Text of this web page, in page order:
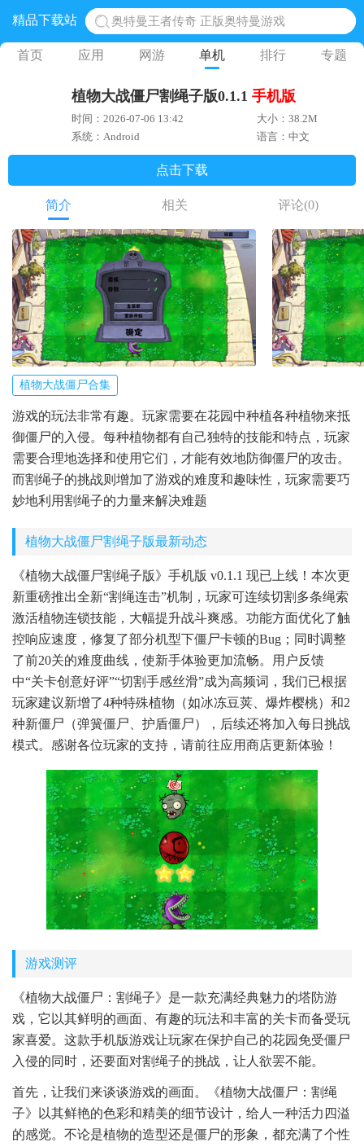
精品下载站
奥特曼王者传奇 正版奥特曼游戏
地铁跑酷体验服国际服 地铁跑酷体验服版本
网易光遇手游正版 点亮星空共庆周年
黎明觉醒生机腾讯正版 黎明觉醒生机国际服
蛋仔派对下载 蛋仔派对体验服
首页 应用 网游 单机 排行 专题
植物大战僵尸割绳子版0.1.1 手机版
时间：2026-07-06 13:42
大小：38.2M
系统：Android
语言：中文
点击下载
简介 相关 评论(0)
植物大战僵尸合集
游戏的玩法非常有趣。玩家需要在花园中种植各种植物来抵
御僵尸的入侵。每种植物都有自己独特的技能和特点，玩家
需要合理地选择和使用它们，才能有效地防御僵尸的攻击。
而割绳子的挑战则增加了游戏的难度和趣味性，玩家需要巧
妙地利用割绳子的力量来解决难题
植物大战僵尸割绳子版最新动态
《植物大战僵尸割绳子版》手机版 v0.1.1 现已上线！本次更
新重磅推出全新“割绳连击”机制，玩家可连续切割多条绳索
激活植物连锁技能，大幅提升战斗爽感。功能方面优化了触
控响应速度，修复了部分机型下僵尸卡顿的Bug；同时调整
了前20关的难度曲线，使新手体验更加流畅。用户反馈
中“关卡创意好评”“切割手感丝滑”成为高频词，我们已根据
玩家建议新增了4种特殊植物（如冰冻豆荚、爆炸樱桃）和2
种新僵尸（弹簧僵尸、护盾僵尸），后续还将加入每日挑战
模式。感谢各位玩家的支持，请前往应用商店更新体验！
游戏测评
《植物大战僵尸：割绳子》是一款充满经典魅力的塔防游
戏，它以其鲜明的画面、有趣的玩法和丰富的关卡而备受玩
家喜爱。这款手机版游戏让玩家在保护自己的花园免受僵尸
入侵的同时，还要面对割绳子的挑战，让人欲罢不能。
首先，让我们来谈谈游戏的画面。《植物大战僵尸：割绳
子》以其鲜艳的色彩和精美的细节设计，给人一种活力四溢
的感觉。不论是植物的造型还是僵尸的形象，都充满了个性